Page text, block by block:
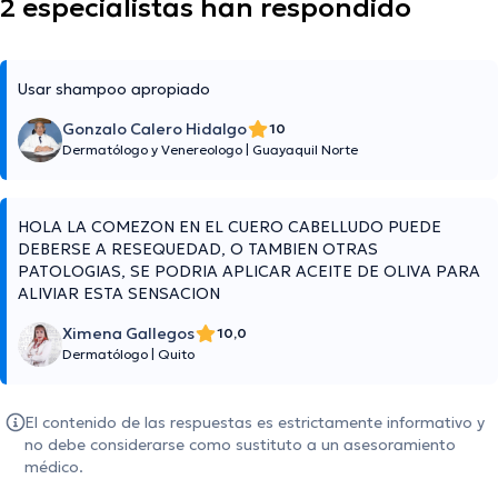
2 especialistas han respondido
Usar shampoo apropiado
Gonzalo Calero Hidalgo
10
Dermatólogo y Venereologo Guayaquil Norte
HOLA LA COMEZON EN EL CUERO CABELLUDO PUEDE
DEBERSE A RESEQUEDAD, O TAMBIEN OTRAS
PATOLOGIAS, SE PODRIA APLICAR ACEITE DE OLIVA PARA
ALIVIAR ESTA SENSACION
Ximena Gallegos
10,0
Dermatólogo Quito
El contenido de las respuestas es estrictamente informativo y
no debe considerarse como sustituto a un asesoramiento
médico.